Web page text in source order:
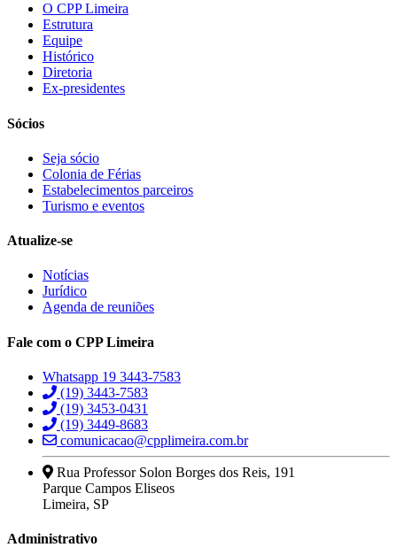
O CPP Limeira
Estrutura
Equipe
Histórico
Diretoria
Ex-presidentes
Sócios
Seja sócio
Colonia de Férias
Estabelecimentos parceiros
Turismo e eventos
Atualize-se
Notícias
Jurídico
Agenda de reuniões
Fale com o CPP Limeira
Whatsapp 19 3443-7583
(19) 3443-7583
(19) 3453-0431
(19) 3449-8683
comunicacao@cpplimeira.com.br
Rua Professor Solon Borges dos Reis, 191
Parque Campos Eliseos
Limeira, SP
Administrativo